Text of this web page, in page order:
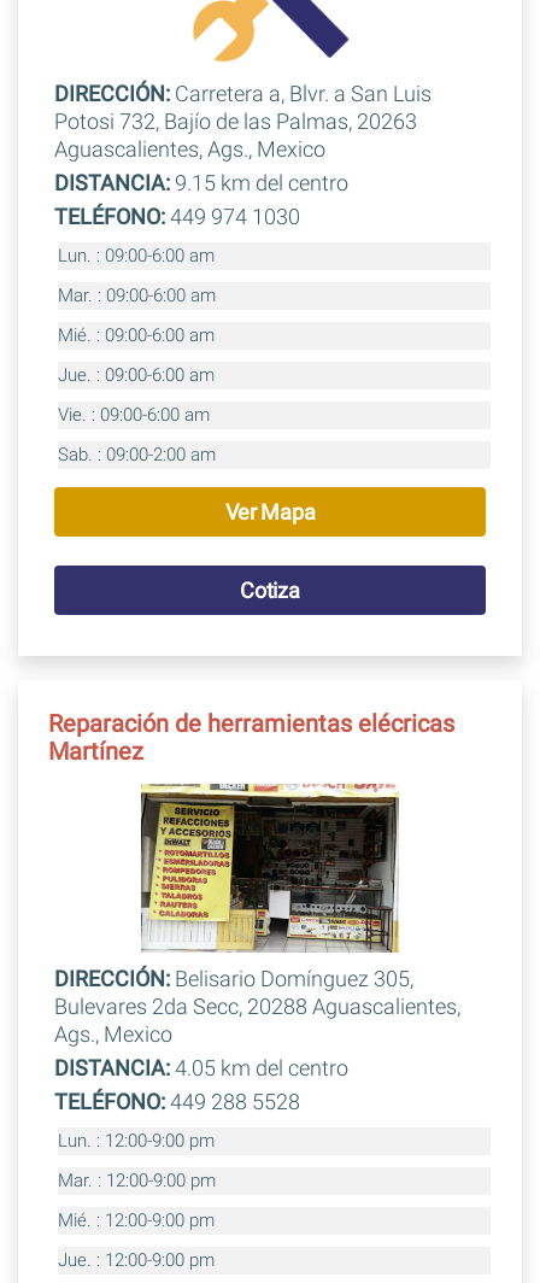
DIRECCIÓN:Carretera a, Blvr. a San Luis
Potosi 732, Bajío de las Palmas, 20263
Aguascalientes, Ags., Mexico
DISTANCIA:9.15 km del centro
TELÉFONO:449 974 1030
Lun. : 09:00-6:00 am
Mar. : 09:00-6:00 am
Mié. : 09:00-6:00 am
Jue. : 09:00-6:00 am
Vie. : 09:00-6:00 am
Sab. : 09:00-2:00 am
Ver Mapa
Cotiza
Reparación de herramientas elécricas
Martínez
DIRECCIÓN:Belisario Domínguez 305,
Bulevares 2da Secc, 20288 Aguascalientes,
Ags., Mexico
DISTANCIA:4.05 km del centro
TELÉFONO:449 288 5528
Lun. : 12:00-9:00 pm
Mar. : 12:00-9:00 pm
Mié. : 12:00-9:00 pm
Jue. : 12:00-9:00 pm